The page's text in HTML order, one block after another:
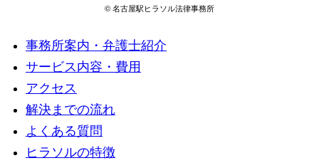
© 名古屋駅ヒラソル法律事務所
事務所案内・弁護士紹介
サービス内容・費用
アクセス
解決までの流れ
よくある質問
ヒラソルの特徴